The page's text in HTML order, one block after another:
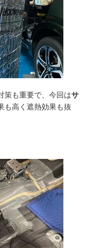
策も重要で、今回はサ
も高く遮熱効果も抜